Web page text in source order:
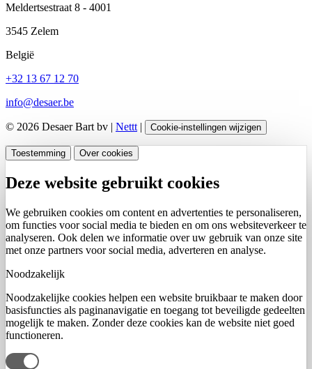
Meldertsestraat 8 - 4001
3545 Zelem
België
+32 13 67 12 70
info@desaer.be
© 2026 Desaer Bart bv | Nettt | Cookie-instellingen wijzigen
Toestemming Over cookies
Deze website gebruikt cookies
We gebruiken cookies om content en advertenties te personaliseren,
om functies voor social media te bieden en om ons websiteverkeer te
analyseren. Ook delen we informatie over uw gebruik van onze site
met onze partners voor social media, adverteren en analyse.
Noodzakelijk
Noodzakelijke cookies helpen een website bruikbaar te maken door
basisfuncties als paginanavigatie en toegang tot beveiligde gedeelten
mogelijk te maken. Zonder deze cookies kan de website niet goed
functioneren.